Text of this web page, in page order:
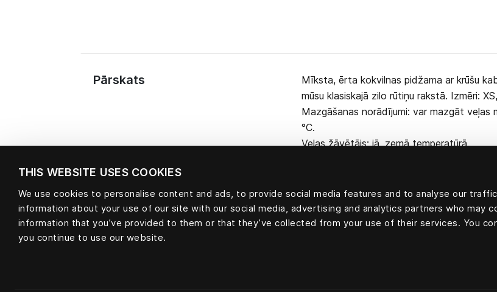
THIS WEBSITE USES COOKIES
We use cookies to personalise content and ads, to provide social media features and to analyse our
information about your use of our site with our social media, advertising and analytics partners who may
information that you’ve provided to them or that they’ve collected from your use of their services. You
you continue to use our website.
Pārskats
Mīksta, ērta kokvilnas pidžama ar krūšu
mūsu klasiskajā zilo rūtiņu rakstā. Izmēri:
Mazgāšanas norādījumi: var mazgāt veļas
°C.
Veļas žāvētājs: jā, zemā temperatūrā.
Materiāls 100 procentu kokvilna